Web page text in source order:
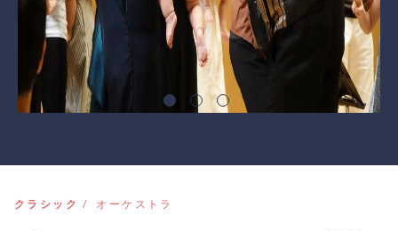
クラシック オーケストラ